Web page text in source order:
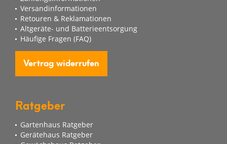
Versandinformationen
Retouren & Reklamationen
Altgeräte- und Batterieentsorgung
Häufige Fragen (FAQ)
Vertrag widerrufen
Ratgeber
Gartenhaus Ratgeber
Gerätehaus Ratgeber